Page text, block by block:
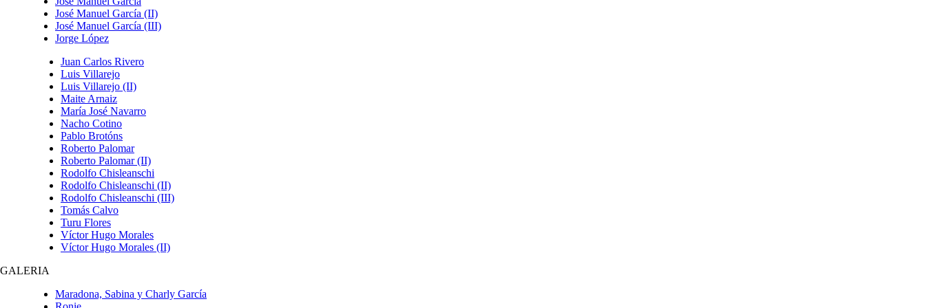
José Manuel García (II)
José Manuel García (III)
Jorge López
Juan Carlos Rivero
Luis Villarejo
Luis Villarejo (II)
Maite Arnaiz
María José Navarro
Nacho Cotino
Pablo Brotóns
Roberto Palomar
Roberto Palomar (II)
Rodolfo Chisleanschi
Rodolfo Chisleanschi (II)
Rodolfo Chisleanschi (III)
Tomás Calvo
Turu Flores
Víctor Hugo Morales
Víctor Hugo Morales (II)
GALERIA
Maradona, Sabina y Charly García